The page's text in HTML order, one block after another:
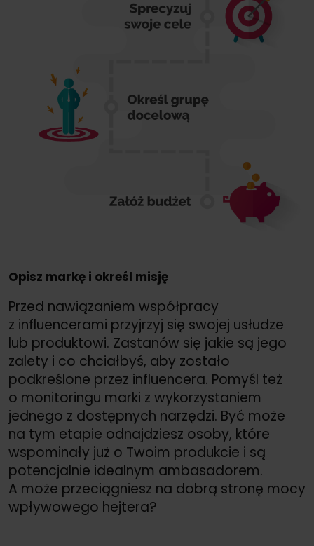
Opisz markę i określ misję
Przed nawiązaniem współpracy
z influencerami przyjrzyj się swojej usłudze
lub produktowi. Zastanów się jakie są jego
zalety i co chciałbyś, aby zostało
podkreślone przez influencera. Pomyśl też
o monitoringu marki z wykorzystaniem
jednego z dostępnych narzędzi. Być może
na tym etapie odnajdziesz osoby, które
wspominały już o Twoim produkcie i są
potencjalnie idealnym ambasadorem.
A może przeciągniesz na dobrą stronę mocy
wpływowego hejtera?